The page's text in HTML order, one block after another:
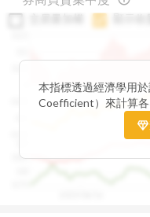
0.85
本指標透過經濟學用
Coefficient）來計算
集中程度。可做為籌